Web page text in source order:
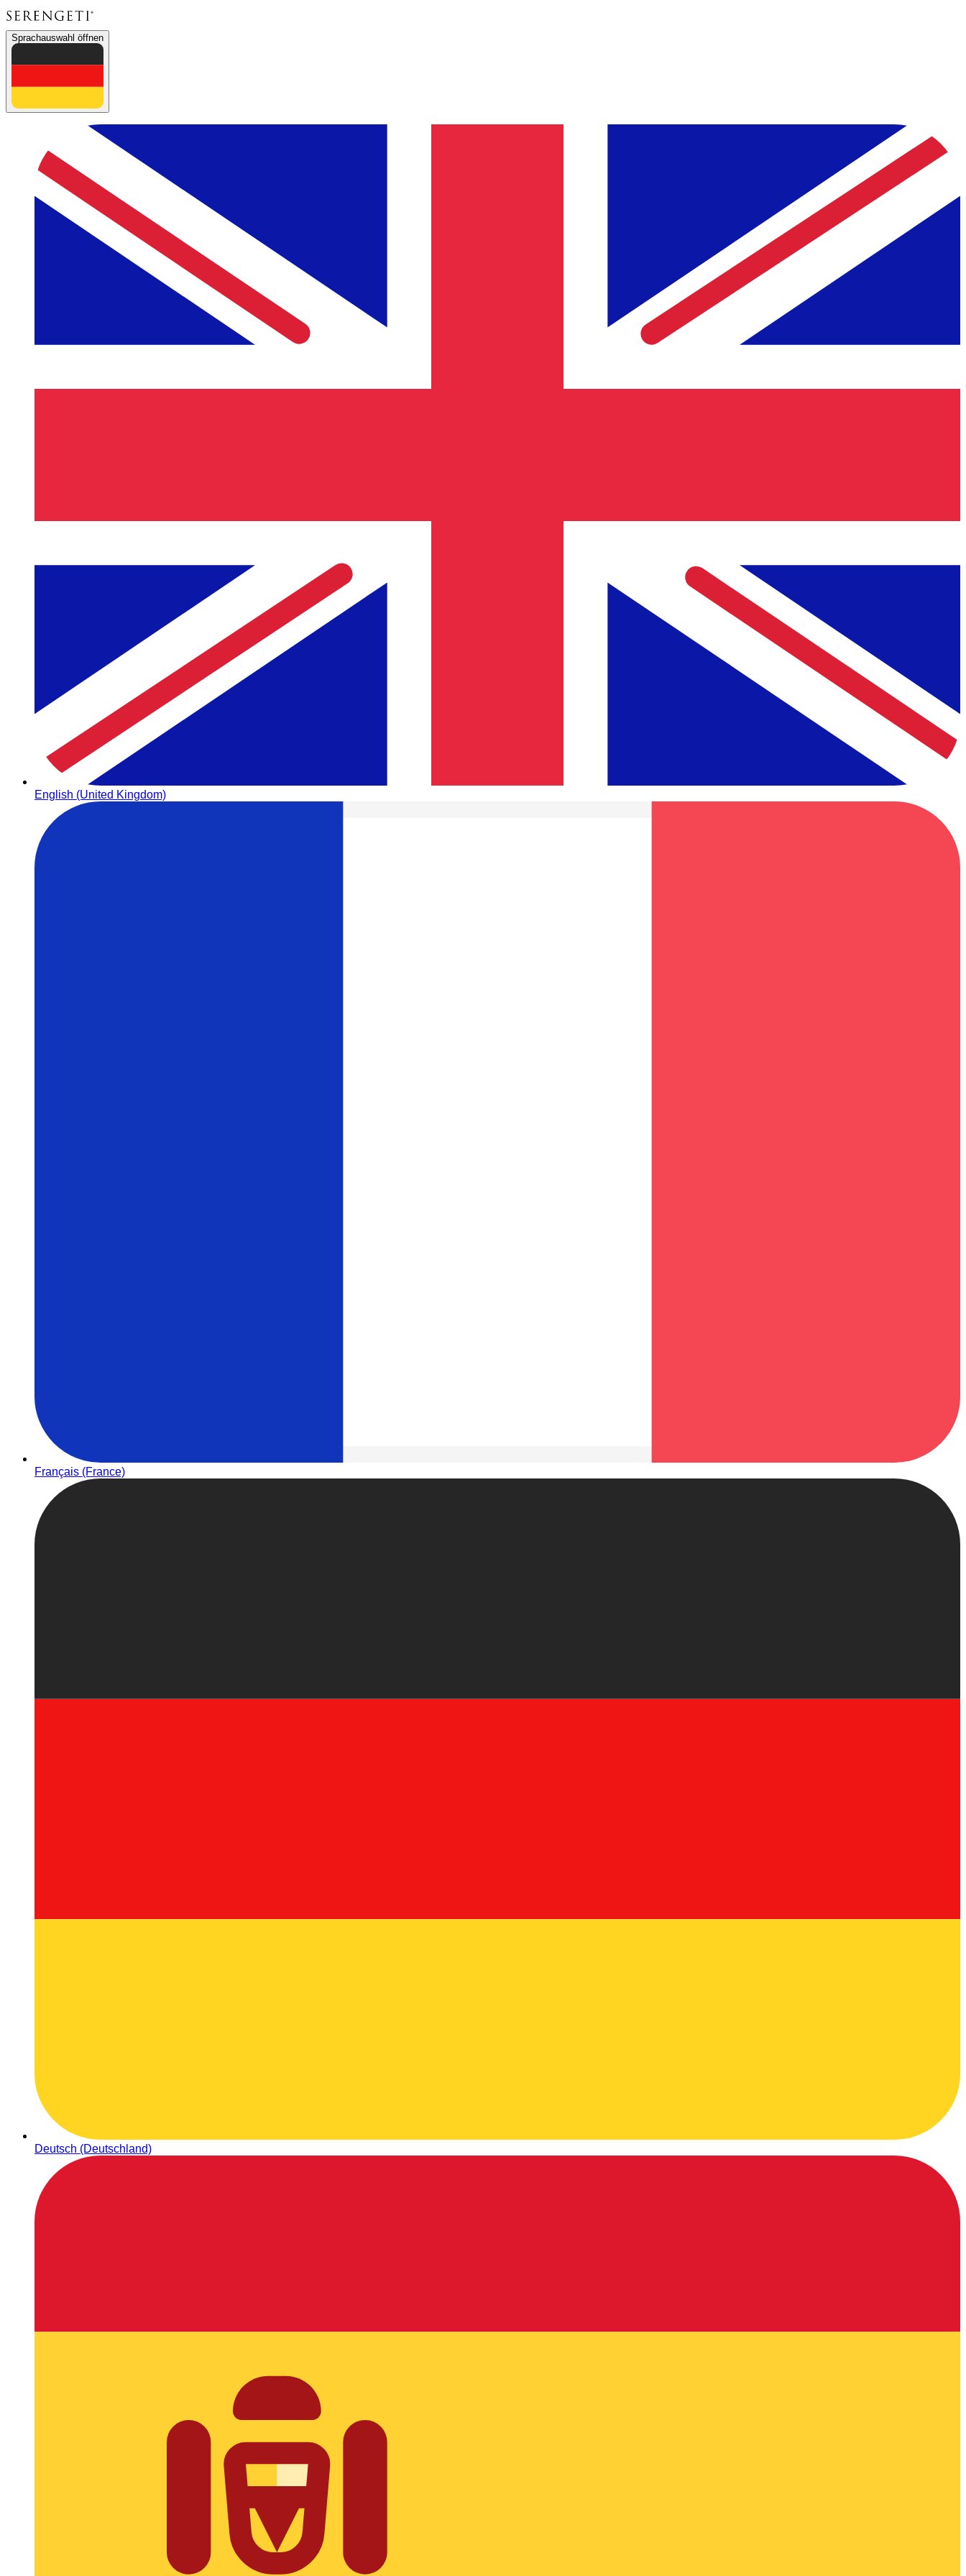
Sprachauswahl öffnen
English (United Kingdom)
Français (France)
Deutsch (Deutschland)